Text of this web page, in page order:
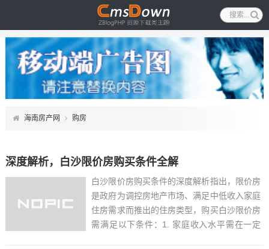
海南房产网 购房
深度解析，白沙限价房购买条件全解
白沙限价房购买条件的深度解析指出，限价房
是政府为调控房地产市场、满足中低收入家庭
住房需求而推出的住房类型，购买白沙限价房
需满足以下条件：1. 家庭收入水平需在一定